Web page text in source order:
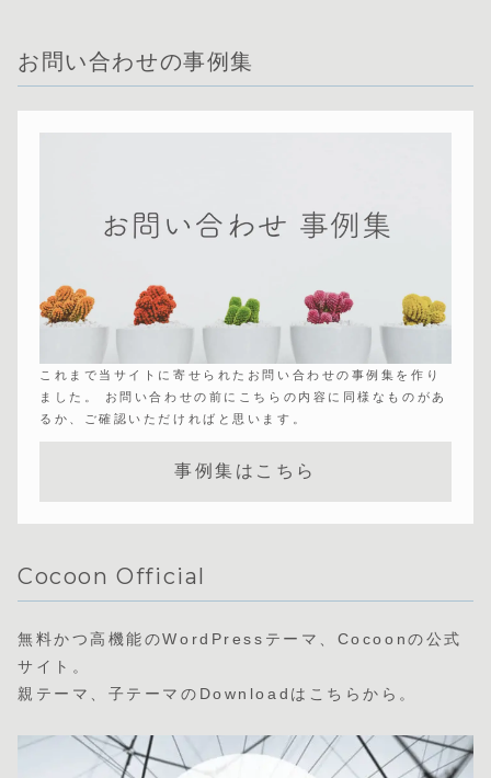
お問い合わせの事例集
これまで当サイトに寄せられたお問い合わせの事例集を作り
ました。 お問い合わせの前にこちらの内容に同様なものがあ
るか、ご確認いただければと思います。
事例集はこちら
Cocoon Official
無料かつ高機能のWordPressテーマ、Cocoonの公式
サイト。
親テーマ、子テーマのDownloadはこちらから。